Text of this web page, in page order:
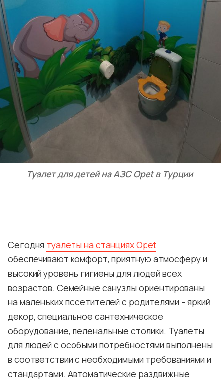
Туалет для детей на АЗС Opet в Турции
Сегодня туалеты на станциях Opet
обеспечивают комфорт, приятную атмосферу и
высокий уровень гигиены для людей всех
возрастов. Семейные санузлы ориентированы
на маленьких посетителей с родителями – яркий
декор, специальное сантехническое
оборудование, пеленальные столики. Туалеты
для людей с особыми потребностями выполнены
в соответствии с необходимыми требованиями и
стандартами. Автоматические раздвижные